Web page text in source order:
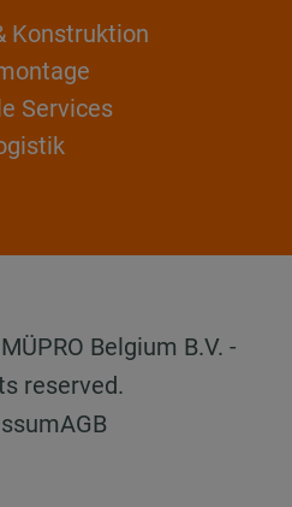
Konstruktion
Services
Belgium B.V. -
reserved.
AGB